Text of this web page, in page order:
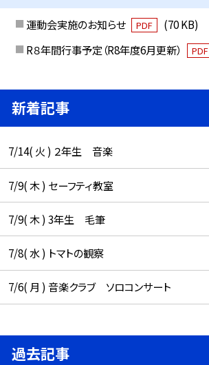
運動会実施のお知らせ PDF
(70 KB)
R８年間行事予定（R8年度6月更新）
PDF
新着記事
7/14( 火 ) ２年生 音楽
7/9( 木 ) セーフティ教室
7/9( 木 ) 3年生 毛筆
7/8( 水 ) トマトの観察
7/6( 月 ) 音楽クラブ ソロコンサート
過去記事